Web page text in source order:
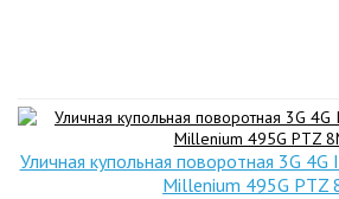
Уличная купольная поворотная 3G
Millenium 495G PTZ